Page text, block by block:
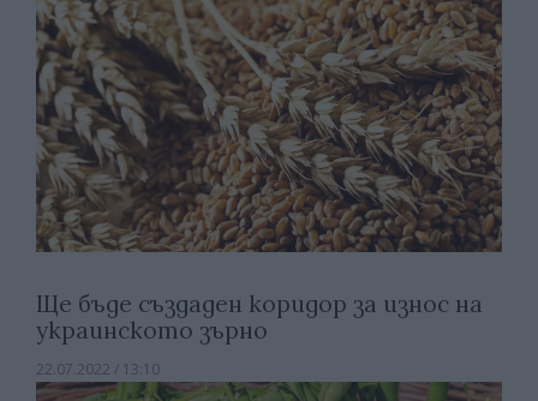
Ще бъде създаден коридор за износ на
украинското зърно
22.07.2022 / 13:10